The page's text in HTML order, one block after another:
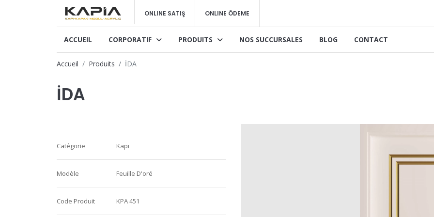
ONLINE SATIŞ ONLINE ÖDEME
ACCUEIL CORPORATIF PRODUITS NOS SUCCURSALES BLOG CONTACT
Accueil Produits İDA
İDA
Catégorie Kapı
Modèle Feuille D'oré
Code Produit KPA 451